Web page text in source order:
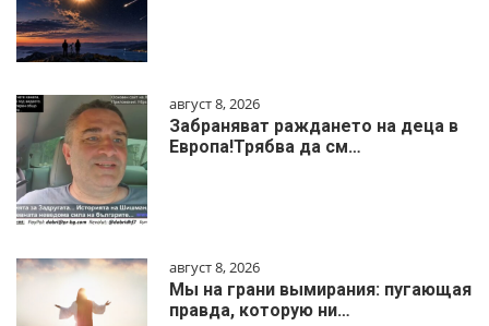
август 8, 2026
Забраняват раждането на деца в
Европа!Трябва да см…
август 8, 2026
Мы на грани вымирания: пугающая
правда, которую ни…